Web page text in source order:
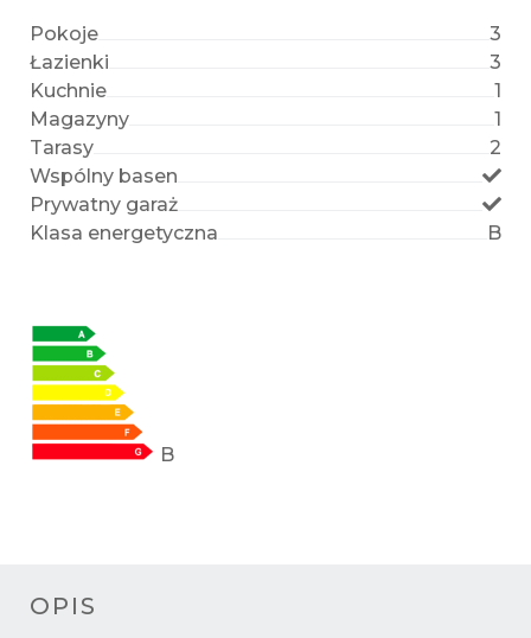
Pokoje
3
Łazienki
3
Kuchnie
1
Magazyny
1
Tarasy
2
Wspólny basen
Prywatny garaż
Klasa energetyczna
B
B
OPIS